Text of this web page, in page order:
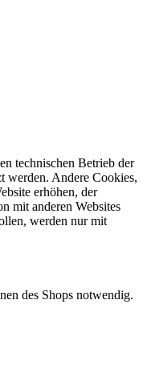
technischen Betrieb der
werden. Andere Cookies,
erhöhen, der
mit anderen Websites
werden nur mit
des Shops notwendig.